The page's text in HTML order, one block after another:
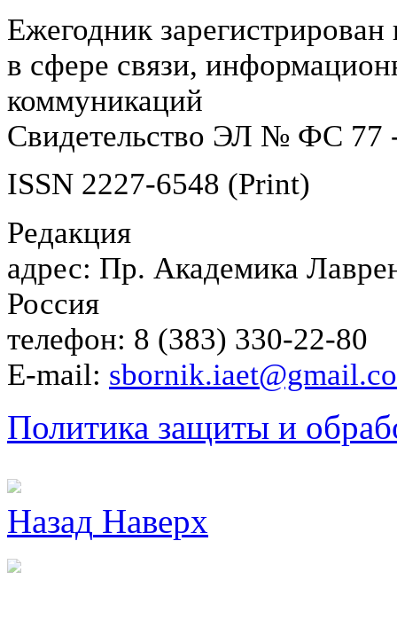
Ежегодник
в сфере связи,
коммуникаций
Свидетельство ЭЛ № ФС 77
ISSN 2227-6548 (Print)
Редакция
адрес: Пр. Академика
Россия
телефон: 8 (383) 330-22-80
E-mail:
Политика защиты и
Назад Наверх